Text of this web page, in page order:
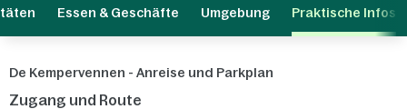
Essen & Geschäfte Umgebung Praktische Infos
De Kempervennen - Anreise und Parkplan
Zugang und Route